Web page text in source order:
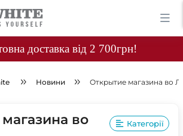
доставка від 2 700грн!
Новини Открытие магазина во
во
Категорії